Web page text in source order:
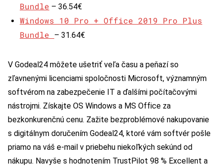
Bundle – 36.54€
Windows 10 Pro + Office 2019 Pro Plus
Bundle
– 31.64€
V Godeal24 môžete ušetriť veľa času a peňazí so
zľavnenými licenciami spoločnosti Microsoft, významným
softvérom na zabezpečenie IT a ďalšími počítačovými
nástrojmi. Získajte OS Windows a MS Office za
bezkonkurenčnú cenu. Zažite bezproblémové nakupovanie
s digitálnym doručením Godeal24, ktoré vám softvér pošle
priamo na váš e-mail v priebehu niekoľkých sekúnd od
nákupu. Navyše s hodnotením TrustPilot 98 % Excellent a